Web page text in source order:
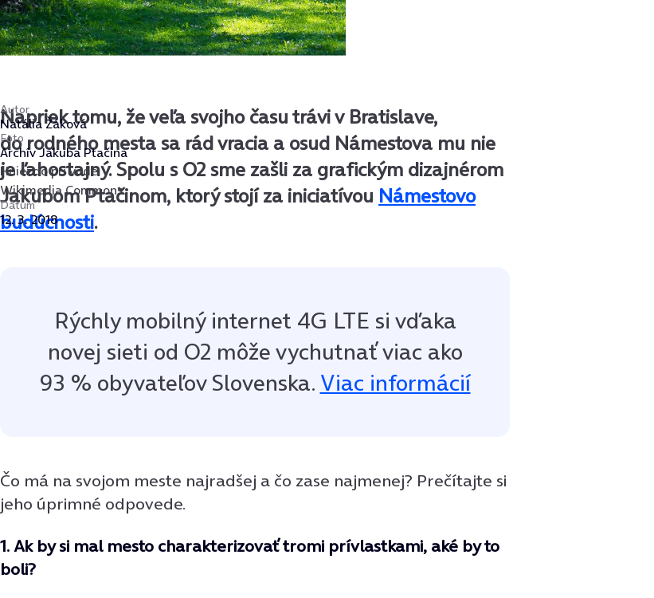
Autor
Natália Žáková
Foto
Archív Jakuba Ptačina
Hniezdo pri vode
Wikimedia Commons
Dátum
12. 3. 2018
Napriek tomu, že veľa svojho času trávi v Bratislave,
do rodného mesta sa rád vracia a osud Námestova mu nie
je ľahostajný. Spolu s O2 sme zašli za grafickým dizajnérom
Jakubom Ptačinom, ktorý stojí za iniciatívou Námestovo
budúcnosti.
Rýchly mobilný internet 4G LTE si vďaka
novej sieti od O2 môže vychutnať viac ako
93 % obyvateľov Slovenska. Viac informácií
Čo má na svojom meste najradšej a čo zase najmenej? Prečítajte si
jeho úprimné odpovede.
1. Ak by si mal mesto charakterizovať tromi prívlastkami, aké by to
boli?